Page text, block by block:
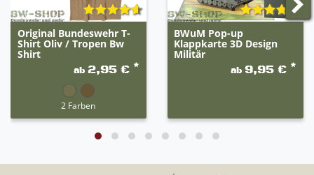
Original Bundeswehr T-
Shirt Oliv / Tropen Bw
Shirt
ab 2,95 € *
2 Farben
BWuM Pop-up
Klappkarte 3D Design
Militär
ab 9,95 € *